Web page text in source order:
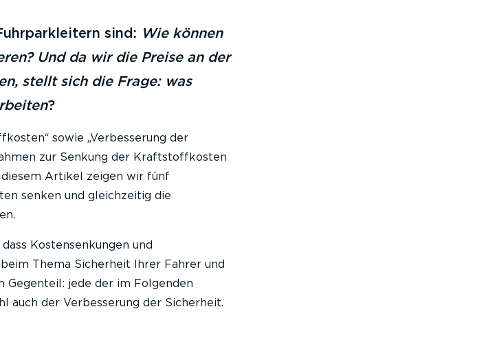
sind: Wie können
Und da wir die Preise an der
stellt sich die Frage: was
?
sowie „Verbesserung der
zur Senkung der Kraftstoffkosten
Artikel zeigen wir fünf
senken und gleichzeitig die
Kostensenkungen und
Thema Sicherheit Ihrer Fahrer und
Gegenteil: jede der im Folgenden
auch der Verbesserung der Sicherheit.